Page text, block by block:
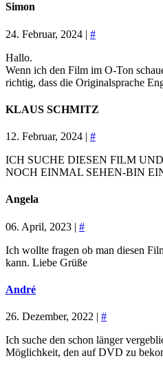
Simon
24. Februar, 2024 | #
Hallo.
Wenn ich den Film im O-Ton
richtig, dass die Originalsprache
KLAUS SCHMITZ
12. Februar, 2024 | #
ICH SUCHE DIESEN FILM
NOCH EINMAL SEHEN-BIN
Angela
06. April, 2023 | #
Ich wollte fragen ob man diesen
kann. Liebe Grüße
André
26. Dezember, 2022 | #
Ich suche den schon länger
Möglichkeit, den auf DVD zu